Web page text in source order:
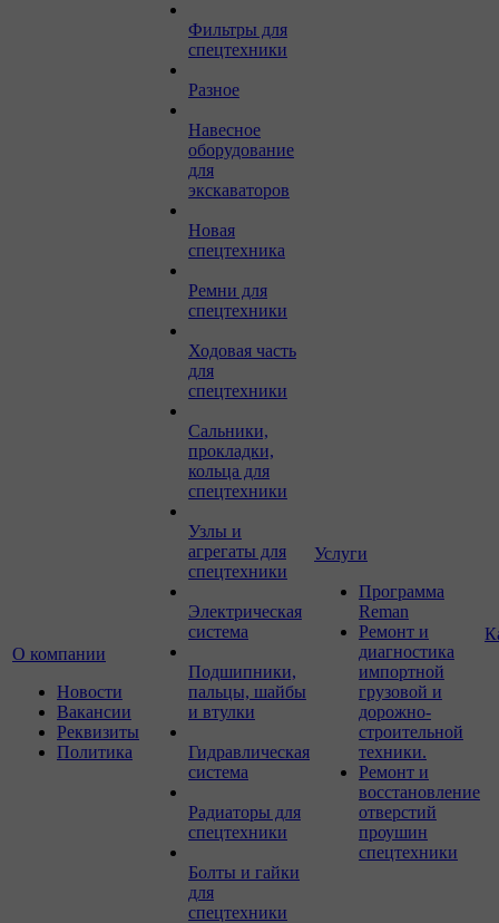
О компании
Новости
Вакансии
Реквизиты
Политика
Фильтры для
спецтехники
Разное
Навесное
оборудование
для
экскаваторов
Новая
спецтехника
Ремни для
спецтехники
Ходовая часть
для
спецтехники
Сальники,
прокладки,
кольца для
спецтехники
Узлы и
агрегаты для
спецтехники
Электрическая
система
Подшипники,
пальцы, шайбы
и втулки
Гидравлическая
система
Радиаторы для
спецтехники
Болты и гайки
для
спецтехники
Услуги
Программа
Reman
Ремонт и
диагностика
импортной
грузовой и
дорожно-
строительной
техники.
Ремонт и
восстановление
отверстий
проушин
спецтехники